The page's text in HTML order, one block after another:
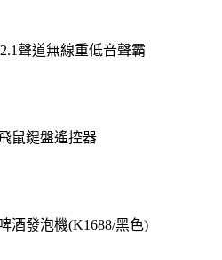
聲道無線重低音聲霸
鼠鍵盤遙控器
酒發泡機(K1688/黑色)